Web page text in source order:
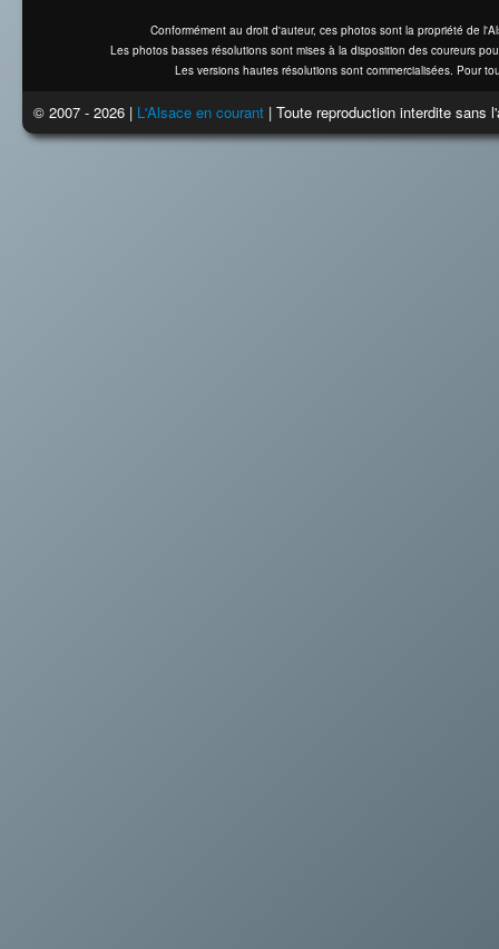
Conformément au droit d'auteur, ces photos sont la propriété de
Les photos basses résolutions sont mises à la disposition des coureurs
Les versions hautes résolutions sont commercialisées. Pour
© 2007 - 2026 | L'Alsace en courant | Toute reproduction interdite sans